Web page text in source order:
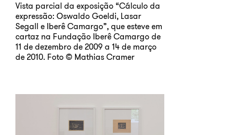
Vista parcial da exposição “Cálculo da
expressão: Oswaldo Goeldi, Lasar
Segall e Iberê Camargo”, que esteve em
cartaz na Fundação Iberê Camargo de
11 de dezembro de 2009 a 14 de março
de 2010. Foto © Mathias Cramer